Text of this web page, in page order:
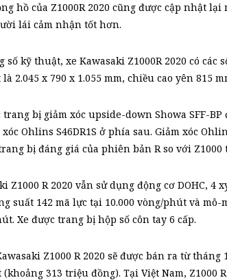
hồ của Z1000R 2020 cũng được cập nhật
lái cảm nhận tốt hơn.
số kỹ thuật, xe Kawasaki Z1000R 2020 có
2.045 x 790 x 1.055 mm, chiều cao yên 815
trang bị giảm xóc upside-down Showa SFF-
Ohlins S46DR1S ở phía sau. Giảm xóc
bị đáng giá của phiên bản R so với Z1000
Z1000 R 2020 vẫn sử dụng động cơ DOHC, 4
suất 142 mã lực tại 10.000 vòng/phút và mô-
Xe được trang bị hộp số côn tay 6 cấp.
Z1000 R 2020 sẽ được bán ra từ tháng
313 triệu đồng). Tại Việt Nam, Z1000